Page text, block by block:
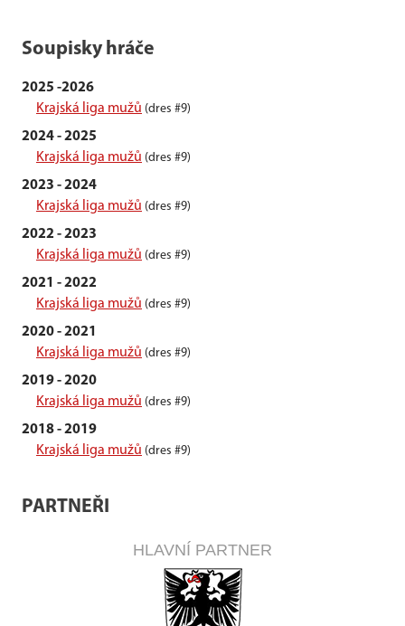
Soupisky hráče
2025 -2026
Krajská liga mužů (dres #9)
2024 - 2025
Krajská liga mužů (dres #9)
2023 - 2024
Krajská liga mužů (dres #9)
2022 - 2023
Krajská liga mužů (dres #9)
2021 - 2022
Krajská liga mužů (dres #9)
2020 - 2021
Krajská liga mužů (dres #9)
2019 - 2020
Krajská liga mužů (dres #9)
2018 - 2019
Krajská liga mužů (dres #9)
PARTNEŘI
HLAVNÍ PARTNER